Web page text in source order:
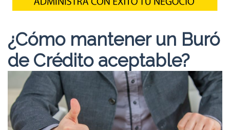
¿Cómo mantener un Buró
de Crédito aceptable?